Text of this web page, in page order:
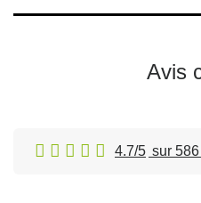
Avis
4.7/5 sur